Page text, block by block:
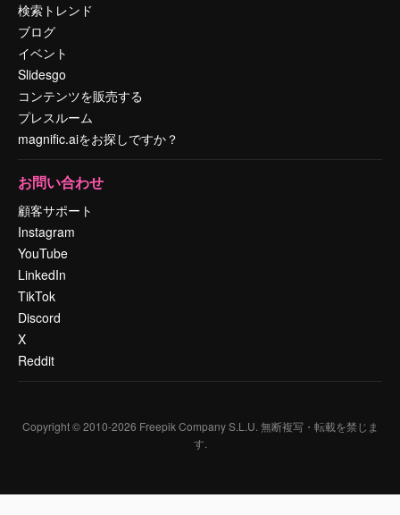
検索トレンド
ブログ
イベント
Slidesgo
コンテンツを販売する
プレスルーム
magnific.aiをお探しですか？
お問い合わせ
顧客サポート
Instagram
YouTube
LinkedIn
TikTok
Discord
X
Reddit
Copyright © 2010-2026 Freepik Company S.L.U. 無断複写・転載を禁じま
す.